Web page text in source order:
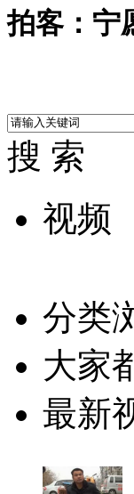
拍客：宁
搜 索
视频
分类
大家
最新